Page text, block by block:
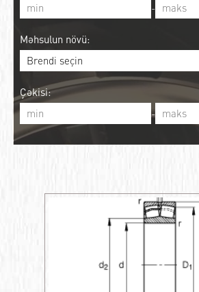
-
Məhsulun növü:
Çəkisi:
-